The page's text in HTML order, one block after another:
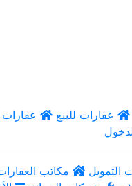
عقارات للبيع
عقارات
التمويل
مكاتب